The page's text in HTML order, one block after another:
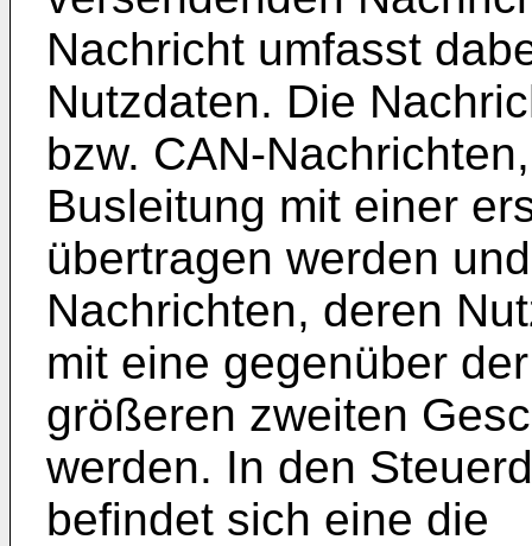
Nachricht umfasst
Nutzdaten. Die
bzw. CAN-
Busleitung mit einer
übertragen werden
Nachrichten, deren
mit eine gegenüber
größeren zweiten
werden. In den
befindet sich eine die